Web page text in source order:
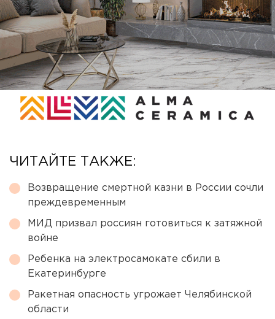
ЧИТАЙТЕ ТАКЖЕ:
Возвращение смертной казни в России сочли
преждевременным
МИД призвал россиян готовиться к затяжной
войне
Ребенка на электросамокате сбили в
Екатеринбурге
Ракетная опасность угрожает Челябинской
области